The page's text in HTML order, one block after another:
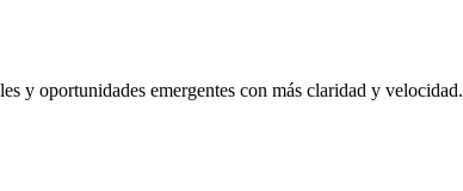
y oportunidades emergentes con más claridad y velocidad.